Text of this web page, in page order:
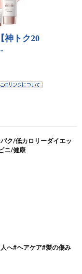
ク/低カロリーダイエッ
ニ/健康
へ#ヘアケア#髪の傷み